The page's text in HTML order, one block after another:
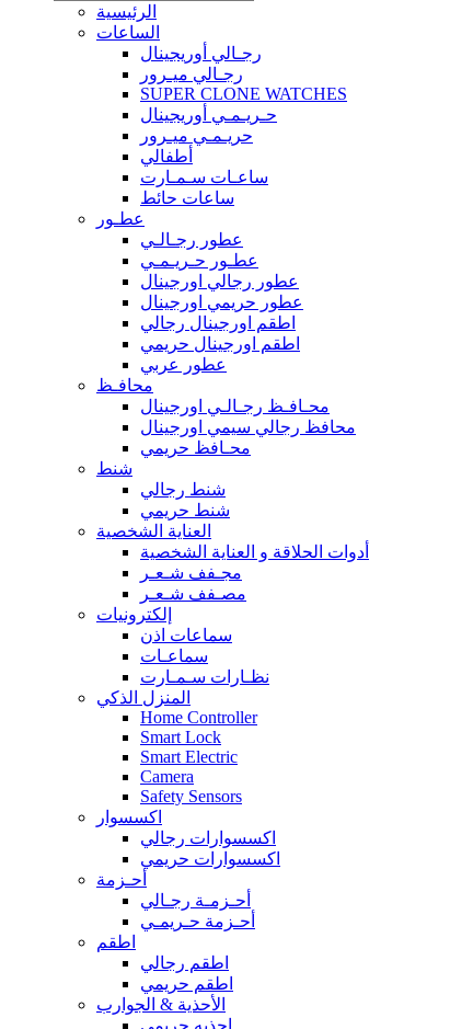
الرئيسية
الساعات
رجـالي أوريجينال
رجـالي ميـرور
SUPER CLONE WATCHES
حـريـمـي أوريجينال
حريـمـي ميـرور
أطفالي
ساعـات سـمـارت
ساعات حائط
عطـور
عطور رجـالـي
عطـور حـريـمـي
عطور رجالي اورجينال
عطور حريمي اورجينال
اطقم اورجينال رجالي
اطقم اورجينال حريمي
عطور عربي
محافـظ
محـافـظ رجـالـي اورجينال
محافظ رجالي سيمي اورجينال
محـافظ حريمي
شنط
شنط رجالي
شنط حريمي
العناية الشخصية
أدوات الحلاقة و العناية الشخصية
مجـفف شـعـر
مصـفف شـعـر
إلكترونيات
سماعات اذن
سماعـات
نظـارات سـمـارت
المنزل الذكي
Home Controller
Smart Lock
Smart Electric
Camera
Safety Sensors
اكسسوار
اكسسوارات رجالي
اكسسوارات حريمي
أحـزمة
أحـزمـة رجـالي
أحـزمة حـريمـي
اطقم
اطقم رجالي
اطقم حريمي
الأحذية & الجوارب
احذيه حريمي